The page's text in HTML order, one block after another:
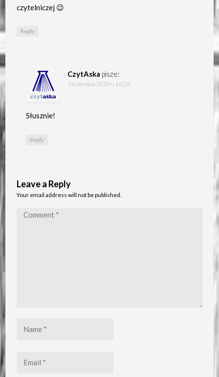
czytelniczej 😉
Reply
CzytAska pisze:
14 czerwca 2020 o 16:28
Słusznie!
Reply
Leave a Reply
Your email address will not be published.
Comment